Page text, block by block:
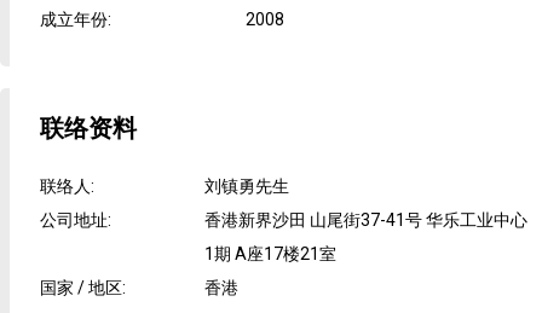
成立年份: 2008
联络资料
联络人:
刘镇勇先生
公司地址:
香港新界沙田 山尾街37-41号 华乐工业中心
1期 A座17楼21室
国家 / 地区: 香港